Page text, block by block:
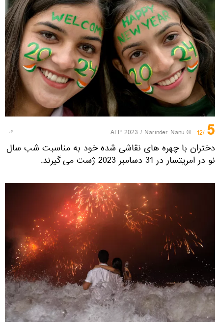
5
/12
© AFP 2023 / Narinder Nanu
دختران با چهره های نقاشی شده خود به مناسبت شب سال
نو در امریتسار در 31 دسامبر 2023 ژست می گیرند.